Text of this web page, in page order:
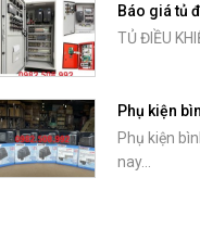
Báo giá tủ
TỦ ĐIỀU
Phụ kiện
Phụ kiện
nay...